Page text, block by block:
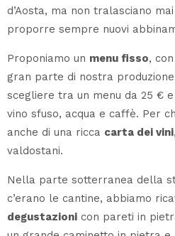
d’Aosta, ma non tralasciano
proporre sempre nuovi
Proponiamo un menu fisso,
gran parte di nostra
scegliere tra un menu da 25 €
vino sfuso, acqua e caffè. Per
anche di una ricca carta dei vini
valdostani.
Nella parte sotterranea della
c’erano le cantine, abbiamo
degustazioni con pareti in